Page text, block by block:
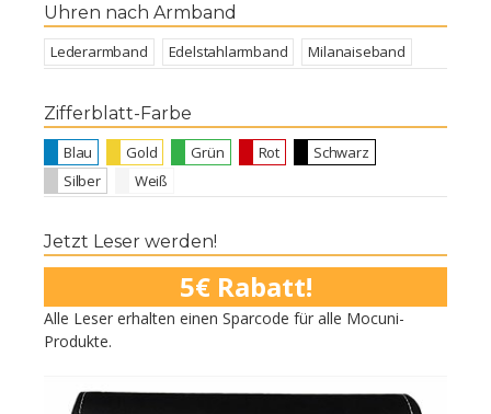
Uhren nach Armband
Lederarmband Edelstahlarmband Milanaiseband
Zifferblatt-Farbe
Blau Gold Grün Rot
Schwarz
Silber
Weiß
Jetzt Leser werden!
5€ Rabatt!
Alle Leser erhalten einen Sparcode für alle Mocuni-
Produkte.